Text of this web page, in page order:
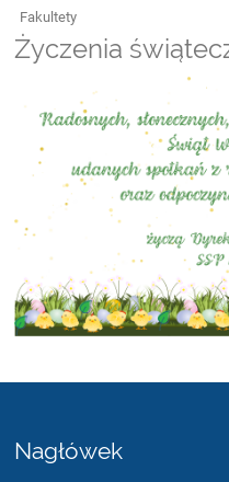
Fakultety
Życzenia
Nagłówek